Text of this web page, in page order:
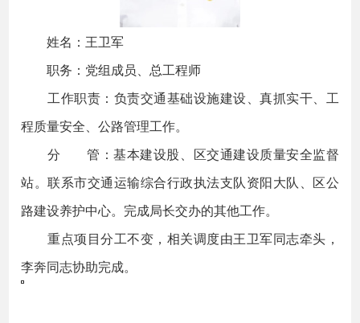
姓名：王卫军
职务：党组成员、总工程师
工作职责：负责交通基础设施建设、真抓实干、工
程质量安全、公路管理工作。
分 管：基本建设股、区交通建设质量安全监督
站。联系市交通运输综合行政执法支队资阳大队、区公
路建设养护中心。完成局长交办的其他工作。
重点项目分工不变，相关调度由王卫军同志牵头，
李奔同志协助完成。